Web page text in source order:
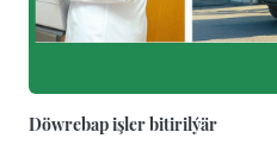
Döwrebap işler bitirilýär